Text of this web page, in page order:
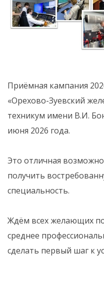
Приёмная кампания
«Орехово-Зуевский
техникум имени В.И.
июня 2026 года.
Это отличная
получить
специальность.
Ждём всех желающих
среднее
сделать первый шаг к